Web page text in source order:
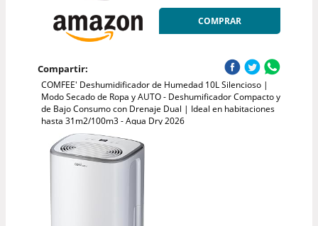
COMPRAR
Compartir:
COMFEE' Deshumidificador de Humedad 10L Silencioso |
Modo Secado de Ropa y AUTO - Deshumificador Compacto y
de Bajo Consumo con Drenaje Dual | Ideal en habitaciones
hasta 31m2/100m3 - Aqua Dry 2026